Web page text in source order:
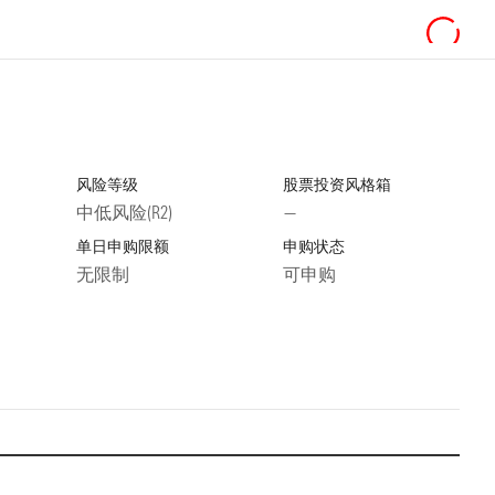
风险等级
中低风险(R2)
股票投资风格箱
—
单日申购限额
无限制
申购状态
可申购